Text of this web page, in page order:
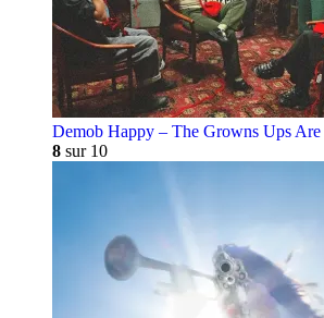
Demob Happy – The Growns Ups
8 sur 10